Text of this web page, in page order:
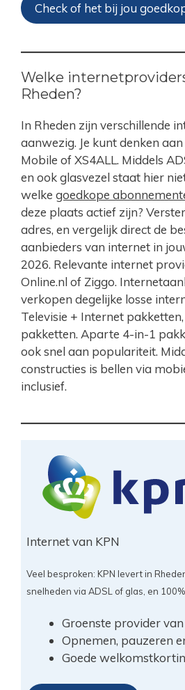
Check of het bij jou
Welke
Rheden?
In Rheden zijn verschillende
aanwezig. Je kunt denken aan
Mobile of XS4ALL. Middels
en ook glasvezel staat hier
welke goedkope
deze plaats actief zijn?
adres, en vergelijk direct de
aanbieders van internet in
2026. Relevante internet
Online.nl of Ziggo.
verkopen degelijke losse
Televisie + Internet
pakketten. Aparte 4-in-1
ook snel aan populariteit.
constructies is bellen via
inclusief.
Internet van KPN
Veel besproken: KPN levert in
snelheden via ADSL of glas, en
Groenste provider
Opnemen, pauzeren
Goede